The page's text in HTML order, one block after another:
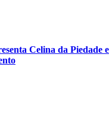
Celina da Piedade